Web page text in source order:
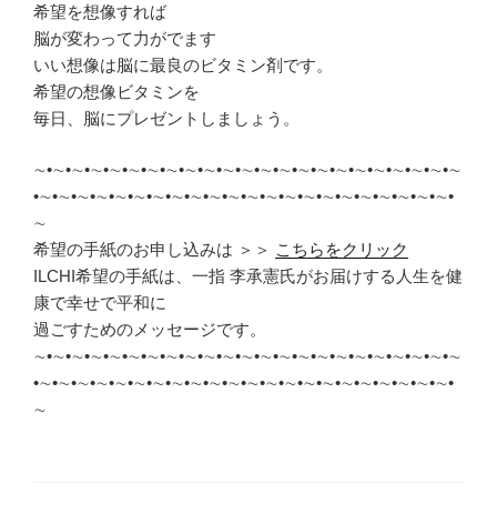
希望を想像すれば
脳が変わって力がでます
いい想像は脳に最良のビタミン剤です。
希望の想像ビタミンを
毎日、脳にプレゼントしましょう。
∼•∼•∼•∼•∼•∼•∼•∼•∼•∼•∼•∼•∼•∼•∼•∼•∼•∼•∼•∼•∼•∼•∼
•∼•∼•∼•∼•∼•∼•∼•∼•∼•∼•∼•∼•∼•∼•∼•∼•∼•∼•∼•∼•∼•∼•
∼
希望の手紙のお申し込みは ＞＞ こちらをクリック
ILCHI希望の手紙は、一指 李承憲氏がお届けする人生を健
康で幸せで平和に
過ごすためのメッセージです。
∼•∼•∼•∼•∼•∼•∼•∼•∼•∼•∼•∼•∼•∼•∼•∼•∼•∼•∼•∼•∼•∼•∼
•∼•∼•∼•∼•∼•∼•∼•∼•∼•∼•∼•∼•∼•∼•∼•∼•∼•∼•∼•∼•∼•∼•
∼